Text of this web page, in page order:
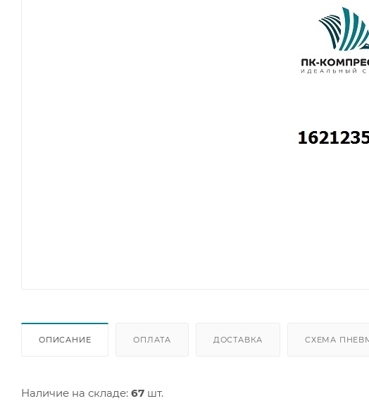
ОПИСАНИЕ ОПЛАТА ДОСТАВКА СХЕМА
Наличие на складе: 67 шт.